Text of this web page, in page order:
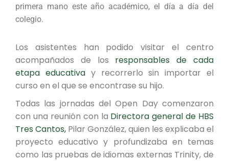
primera mano este año académico, el día a día del
colegio.
Los asistentes han podido visitar el centro
acompañados de los responsables de cada
etapa educativay recorrerlo sin importar el
curso en el que se encontrase su hijo.
Todas las jornadas del Open Day comenzaron
con una reunión con la Directora general de HBS
Tres Cantos, Pilar González, quien les explicaba el
proyecto educativo y profundizaba en temas
como las pruebas de idiomas externas Trinity, de